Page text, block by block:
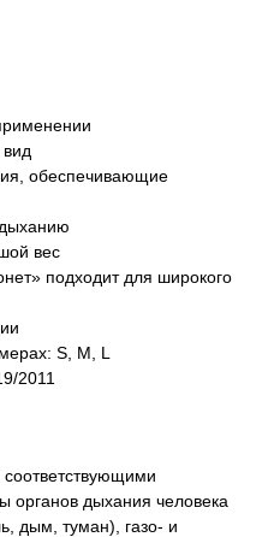
обеспечивающие
вес
подходит для широкого
S, M, L
2011
органов дыхания человека
дым, туман), газо- и